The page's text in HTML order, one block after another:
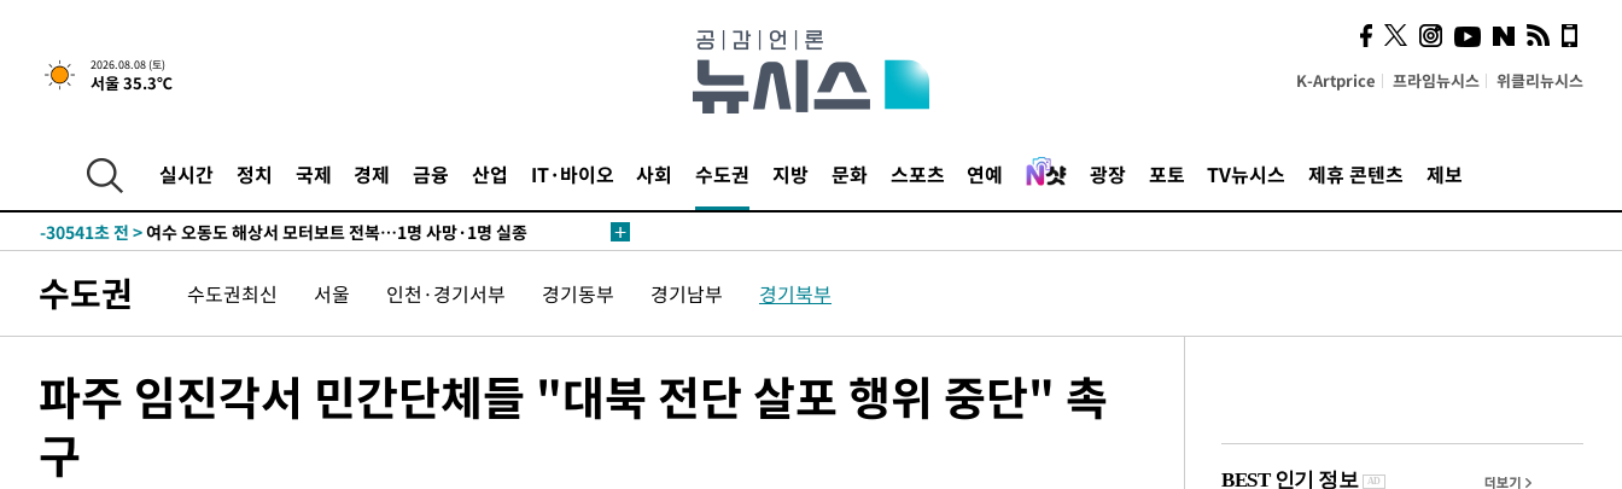
2026.08.08 (토)
서울 35.3℃ K-Artprice 프라임뉴시스 위클리뉴시스
실시간 정치 국제 경제 금융 산업 IT·바이오 사회 수도권 지방 문화 스포츠 연예 광장 포토 TV뉴시스 제휴 콘텐츠 제보
-31165초 전 >
남자 농구, 나고야 아시안게임서 '홈팀' 일본과 한일전
-30541초 전 >
-26768초 전 >극한폭염 한풀 꺾이지만…'낮 최고 35도' 무더위, 열대야 계속[다음
-22303초 전 > [속보]'압수수색·성접대 논란' 축구협회 "실망과 걱정 안겨드려 죄
송"
-10924초 전 >'최고 37도' 폭염 지속…강원동해안 최대 150㎜ 비
-31185초 전 >남자 농구, 나고야 아시안게임서 '홈팀' 일본과 한일전
-30561초 전 >
수도권 수도권최신 서울 인천·경기서부 경기동부 경기남부 경기북부
파주 임진각서 민간단체들 "대북 전단 살포 행위 중단" 촉
구
시, 스마트폰 액세서리에
NFC 더했다